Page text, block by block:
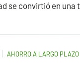
se convirtió en una
AHORRO A LARGO PLAZO